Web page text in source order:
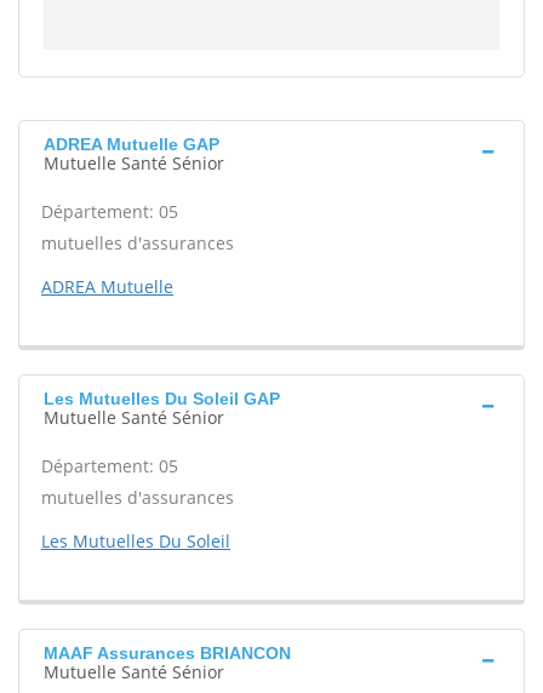
ADREA Mutuelle GAP
Mutuelle Santé Sénior
Département: 05
mutuelles d'assurances
ADREA Mutuelle
Les Mutuelles Du Soleil GAP
Mutuelle Santé Sénior
Département: 05
mutuelles d'assurances
Les Mutuelles Du Soleil
MAAF Assurances BRIANCON
Mutuelle Santé Sénior